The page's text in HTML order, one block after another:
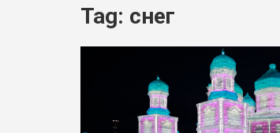
Tag: снег